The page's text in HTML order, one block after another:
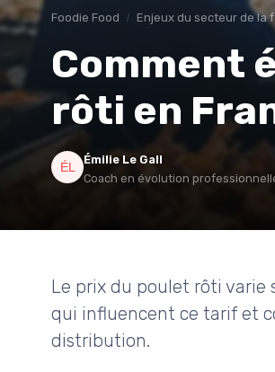
Foodie Food Enjeux du secteur de la
Comment
rôti en
Émilie Le Gall
Coach en évolution
Le prix du poulet rôti varie
qui influencent ce tarif et
distribution.